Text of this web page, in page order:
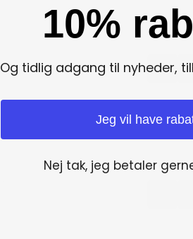
10%
Og tidlig adgang til nyheder,
Jeg vil have
Nej tak, jeg betaler